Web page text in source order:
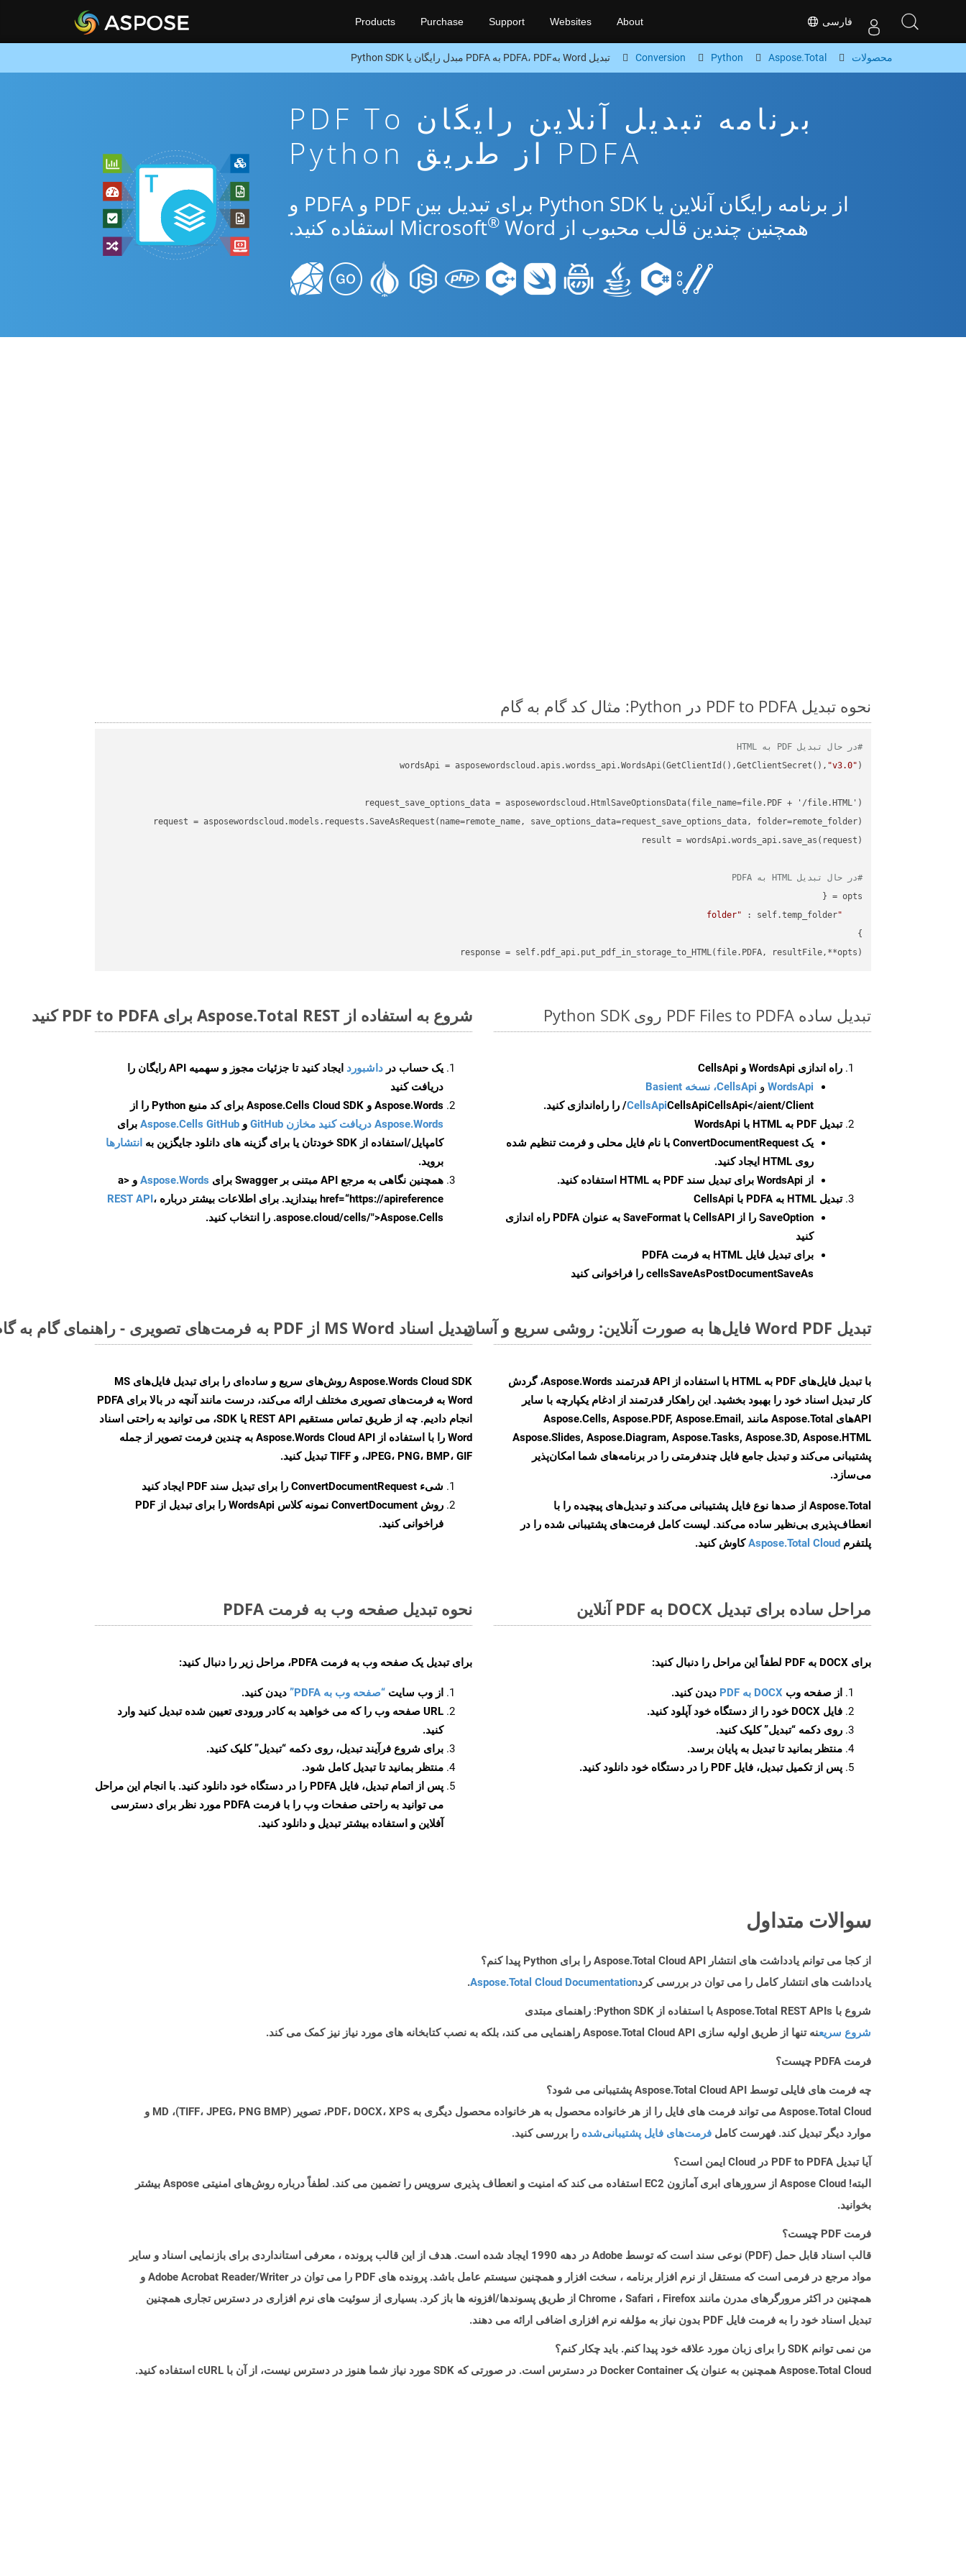
فارسی Products Purchase Support Websites About
محصولات Aspose.Total
Python
Conversion تبدیل Word بهPDFA، PDF به PDFA مبدل رایگان یا Python SDK
برنامه تبدیل آنلاین رایگان PDF To
PDFA از طریق Python
از برنامه رایگان آنلاین یا Python SDK برای تبدیل بین PDF و PDFA و
همچنین چندین قالب محبوب از Microsoft
® Word استفاده کنید.
نحوه تبدیل PDF to PDFA در Python: مثال کد گام به گام
#در حال تبدیل PDF به HTML
wordsApi = asposewordscloud.apis.wordss_api.WordsApi(GetClientId(),GetClientSecret(), "v3.0"
#در حال تبدیل HTML به PDFA
"folder"
response = self.pdf_api.put_pdf_in_storage_to_HTML(file.PDFA, resultFile,**opts)
تبدیل ساده PDF Files to PDFA روی Python SDK
راه اندازی WordsApi و CellsApi
WordsApi و CellsApi، نسخه Basient
CellsApiCellsApiCellsApi</aient/Client/ را راه‌اندازی کنید.
تبدیل PDF به HTML با WordsApi
یک ConvertDocumentRequest با نام فایل محلی و فرمت تنظیم شده
روی HTML ایجاد کنید.
از WordsApi برای تبدیل سند PDF به HTML استفاده کنید.
تبدیل HTML به PDFA با CellsApi
SaveOption
را از CellsAPI با SaveFormat به عنوان PDFA راه اندازی
کنید
برای تبدیل فایل HTML به فرمت
PDFA
cellsSaveAsPostDocumentSaveAs را فراخوانی کنید
شروع به استفاده از Aspose.Total REST برای PDF to PDFA کنید
یک حساب در داشبورد
ایجاد کنید تا جزئیات مجوز و سهمیه API رایگان را
دریافت کنید
Aspose.Words و Aspose.Cells Cloud SDK برای کد منبع Python را از
Aspose.Words دریافت کنید مخازن GitHub
و Aspose.Cells GitHub برای
کامپایل/استفاده از SDK خودتان یا برای گزینه های دانلود جایگزین به
انتشارها
بروید.
همچنین نگاهی به مرجع API مبتنی بر Swagger برای
Aspose.Words
و <a
href=“https://apireference بیندازید. برای اطلاعات بیشتر درباره
REST API،
.aspose.cloud/cells/">Aspose.Cells را انتخاب کنید.
تبدیل Word PDF فایل‌ها به صورت آنلاین: روشی سریع و آسان
با تبدیل فایل‌های PDF به HTML با استفاده از API قدرتمند Aspose.Words، گردش
کار تبدیل اسناد خود را بهبود بخشید. این راهکار قدرتمند از ادغام یکپارچه با سایر
APIهای Aspose.Total مانند Aspose.Cells, Aspose.PDF, Aspose.Email,
Aspose.Slides, Aspose.Diagram, Aspose.Tasks, Aspose.3D, Aspose.HTML
پشتیبانی می‌کند و تبدیل جامع فایل چندفرمتی را در برنامه‌های شما امکان‌پذیر
می‌سازد.
Aspose.Total از صدها نوع فایل پشتیبانی می‌کند و تبدیل‌های پیچیده را با
انعطاف‌پذیری بی‌نظیر ساده می‌کند. لیست کامل فرمت‌های پشتیبانی شده را در
پلتفرم Aspose.Total Cloudکاوش کنید.
تبدیل اسناد MS Word از PDF به فرمت‌های تصویری - راهنمای گام به گام
Aspose.Words Cloud SDK روش‌های سریع و ساده‌ای را برای تبدیل فایل‌های MS
Word به فرمت‌های تصویری مختلف ارائه می‌کند، درست مانند آنچه در بالا برای PDFA
انجام دادیم. چه از طریق تماس مستقیم REST API یا SDK، می توانید به راحتی اسناد
Word را با استفاده از Aspose.Words Cloud API به چندین فرمت تصویر از جمله
JPEG، PNG، BMP، GIF، و TIFF تبدیل کنید.
شیء ConvertDocumentRequest را برای تبدیل سند PDF ایجاد کنید
روش ConvertDocument
نمونه کلاس WordsApi را برای تبدیل از PDF
فراخوانی کنید.
مراحل ساده برای تبدیل DOCX به PDF آنلاین
برای DOCX به PDF لطفاً این مراحل را دنبال کنید:
از صفحه وب DOCX به PDF
دیدن کنید.
فایل DOCX خود را از دستگاه خود آپلود کنید.
روی دکمه “تبدیل”کلیک کنید.
منتظر بمانید تا تبدیل به پایان برسد.
پس از تکمیل تبدیل، فایل PDF را در دستگاه خود دانلود کنید.
نحوه تبدیل صفحه وب به فرمت PDFA
برای تبدیل یک صفحه وب به فرمت PDFA، مراحل زیر را دنبال کنید:
از وب سایت “صفحه وب به PDFA”
دیدن کنید.
URL صفحه وب را که می خواهید به کادر ورودی تعیین شده تبدیل کنید وارد
کنید.
برای شروع فرآیند تبدیل، روی دکمه “تبدیل” کلیک کنید.
منتظر بمانید تا تبدیل کامل شود.
پس از اتمام تبدیل، فایل PDFA را در دستگاه خود دانلود کنید. با انجام این مراحل
می توانید به راحتی صفحات وب را با فرمت PDFA مورد نظر برای دسترسی
آفلاین و استفاده بیشتر تبدیل و دانلود کنید.
سوالات متداول
از کجا می توانم یادداشت های انتشار Aspose.Total Cloud API را برای Python پیدا کنم؟
یادداشت های انتشار کامل را می توان در بررسی کردAspose.Total Cloud Documentation
.
شروع با Aspose.Total REST APIs با استفاده از Python SDK: راهنمای مبتدی
شروع سریعنه تنها از طریق اولیه سازی Aspose.Total Cloud API راهنمایی می کند، بلکه به نصب کتابخانه های مورد نیاز نیز کمک می کند.
فرمت PDFA چیست؟
چه فرمت های فایلی توسط Aspose.Total Cloud API پشتیبانی می شود؟
Aspose.Total Cloud می تواند فرمت های فایل را از هر خانواده محصول به هر خانواده محصول دیگری به PDF، DOCX، XPS، تصویر (TIFF، JPEG، PNG BMP)، MD و
موارد دیگر تبدیل کند. فهرست کامل فرمت‌های فایل پشتیبانی‌شده را بررسی کنید.
آیا تبدیل PDF to PDFA در Cloud ایمن است؟
البته! Aspose Cloud از سرورهای ابری آمازون EC2 استفاده می کند که امنیت و انعطاف پذیری سرویس را تضمین می کند. لطفاً درباره روش‌های امنیتی Aspose بیشتر
بخوانید.
فرمت PDF چیست؟
قالب اسناد قابل حمل (PDF) نوعی سند است که توسط Adobe در دهه 1990 ایجاد شده است. هدف از این قالب پرونده ، معرفی استانداردی برای بازنمایی اسناد و سایر
مواد مرجع در فرمی است که مستقل از نرم افزار برنامه ، سخت افزار و همچنین سیستم عامل باشد. پرونده های PDF را می توان در Adobe Acrobat Reader/Writer و
همچنین در اکثر مرورگرهای مدرن مانند Chrome ، Safari ، Firefox از طریق پسوندها/افزونه ها باز کرد. بسیاری از سوئیت های نرم افزاری در دسترس تجاری همچنین
تبدیل اسناد خود را به فرمت فایل PDF بدون نیاز به مؤلفه نرم افزاری اضافی ارائه می دهند.
من نمی توانم SDK را برای زبان مورد علاقه خود پیدا کنم. باید چکار کنم؟
Aspose.Total Cloud همچنین به عنوان یک Docker Container در دسترس است. در صورتی که SDK مورد نیاز شما هنوز در دسترس نیست، از آن با cURL استفاده کنید.